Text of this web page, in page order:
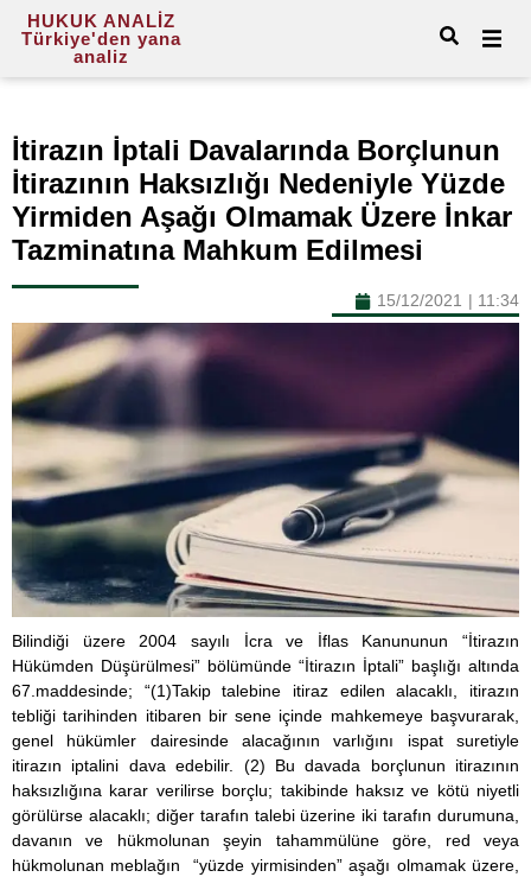
HUKUK ANALİZ
Türkiye'den yana
analiz
İtirazın İptali Davalarında Borçlunun
İtirazının Haksızlığı Nedeniyle Yüzde
Yirmiden Aşağı Olmamak Üzere İnkar
Tazminatına Mahkum Edilmesi
15/12/2021 | 11:34
Bilindiği üzere 2004 sayılı İcra ve İflas Kanununun “İtirazın
Hükümden Düşürülmesi” bölümünde “İtirazın İptali” başlığı altında
67.maddesinde; “(1)Takip talebine itiraz edilen alacaklı, itirazın
tebliği tarihinden itibaren bir sene içinde mahkemeye başvurarak,
genel hükümler dairesinde alacağının varlığını ispat suretiyle
itirazın iptalini dava edebilir. (2) Bu davada borçlunun itirazının
haksızlığına karar verilirse borçlu; takibinde haksız ve kötü niyetli
görülürse alacaklı; diğer tarafın talebi üzerine iki tarafın durumuna,
davanın ve hükmolunan şeyin tahammülüne göre, red veya
hükmolunan meblağın “yüzde yirmisinden” aşağı olmamak üzere,